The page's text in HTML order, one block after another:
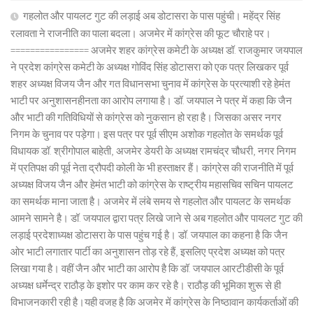
गहलोत और पायलट गुट की लड़ाई अब डोटासरा के पास पहुंची। महेंद्र सिंह
रलावता ने राजनीति का पाला बदला। अजमेर में कांग्रेस की फूट चौराहे पर।
================ अजमेर शहर कांग्रेस कमेटी के अध्यक्ष डॉ. राजकुमार जयपाल
ने प्रदेश कांग्रेस कमेटी के अध्यक्ष गोविंद सिंह डोटासरा को एक पत्र लिखकर पूर्व
शहर अध्यक्ष विजय जैन और गत विधानसभा चुनाव में कांग्रेस के प्रत्याशी रहे हेमंत
भाटी पर अनुशासनहीनता का आरोप लगाया है। डॉ. जयपाल ने पत्र में कहा कि जैन
और भाटी की गतिविधियों से कांग्रेस को नुकसान हो रहा है। जिसका असर नगर
निगम के चुनाव पर पड़ेगा। इस पत्र पर पूर्व सीएम अशोक गहलोत के समर्थक पूर्व
विधायक डॉ. श्रीगोपाल बाहेती, अजमेर डेयरी के अध्यक्ष रामचंद्र चौधरी, नगर निगम
में प्रतिपक्ष की पूर्व नेता द्रौपदी कोली के भी हस्ताक्षर हैं। कांग्रेस की राजनीति में पूर्व
अध्यक्ष विजय जैन और हेमंत भाटी को कांग्रेस के राष्ट्रीय महासचिव सचिन पायलट
का समर्थक माना जाता है। अजमेर में लंबे समय से गहलोत और पायलट के समर्थक
आमने सामने है। डॉ. जयपाल द्वारा पत्र लिखे जाने से अब गहलोत और पायलट गुट की
लड़ाई प्रदेशाध्यक्ष डोटासरा के पास पहुंच गई है। डॉ. जयपाल का कहना है कि जैन
ओर भाटी लगातार पार्टी का अनुशासन तोड़ रहे हैं, इसलिए प्रदेश अध्यक्ष को पत्र
लिखा गया है। वहीं जैन और भाटी का आरोप है कि डॉ. जयपाल आरटीडीसी के पूर्व
अध्यक्ष धर्मेन्द्र राठौड़ के इशोर पर काम कर रहे है। राठौड़ की भूमिका शुरू से ही
विभाजनकारी रही है।यही वजह है कि अजमेर में कांग्रेस के निष्ठावान कार्यकर्ताओं की